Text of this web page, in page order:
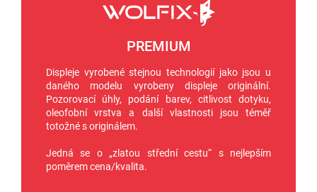
PREMIUM
Displeje vyrobené stejnou technologií jako jsou u
daného modelu vyrobeny displeje originální.
Pozorovací úhly, podání barev, citlivost dotyku,
oleofobní vrstva a další vlastnosti jsou téměř
totožné s originálem.
Jedná se o „zlatou střední cestu“ s nejlepším
poměrem cena/kvalita.